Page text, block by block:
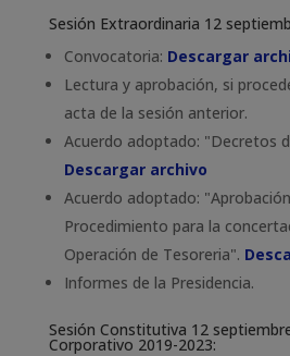
Sesión Extraordinaria 12
Convocatoria: Descargar
Lectura y aprobación, si
acta de la sesión anterior.
Acuerdo adoptado: "Decretos
Descargar archivo
Acuerdo adoptado:
Procedimiento para la
Operación de Tesoreria".
Informes de la Presidencia.
Sesión Constitutiva 12
Corporativo 2019-2023: